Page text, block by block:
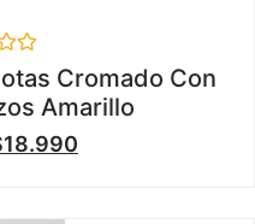
Cromado Con
Amarillo
18.990